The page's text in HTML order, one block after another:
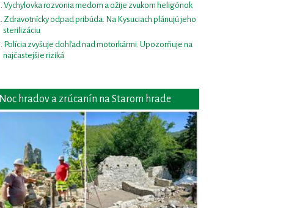
Vychylovka rozvonia medom a ožije zvukom heligónok
Zdravotnícky odpad pribúda. Na Kysuciach plánujú jeho
sterilizáciu
Polícia zvyšuje dohľad nad motorkármi. Upozorňuje na
najčastejšie riziká
Noc hradov a zrúcanín na Starom hrade